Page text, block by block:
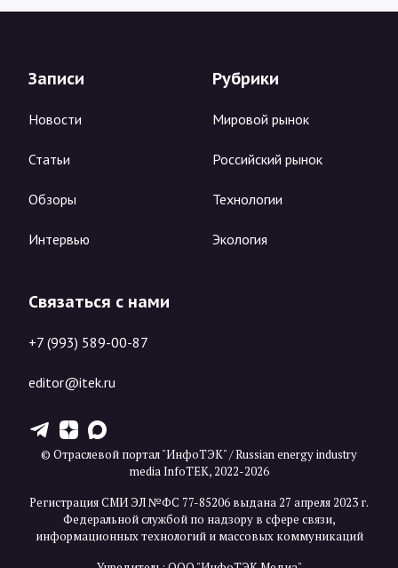
Записи
Новости
Статьи
Обзоры
Интервью
Рубрики
Мировой рынок
Российский рынок
Технологии
Экология
Связаться с нами
+7 (993) 589-00-87
editor@itek.ru
T Z X
© Отраслевой портал "ИнфоТЭК" / Russian energy industry
media InfoTEK, 2022-2026
Регистрация СМИ ЭЛ №ФС 77-85206 выдана 27 апреля 2023 г.
Федеральной службой по надзору в сфере связи,
информационных технологий и массовых коммуникаций